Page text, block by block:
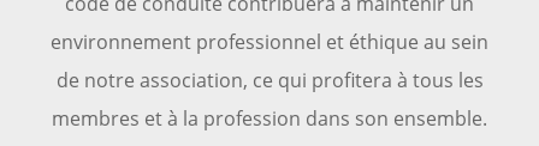
environnement professionnel et éthique au sein
de notre association, ce qui profitera à tous les
membres et à la profession dans son ensemble.